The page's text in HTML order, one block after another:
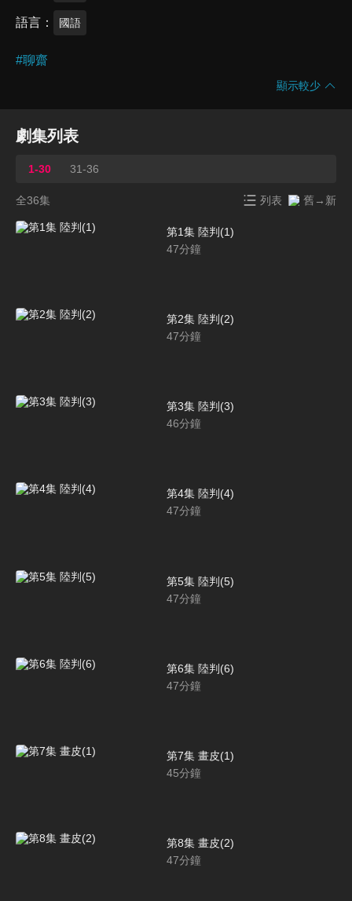
語言 國語
#聊齋
顯示較少
劇集列表
1-30 31-36
全36集 列表 舊→新
第1集 陸判(1)
47分鐘
第2集 陸判(2)
47分鐘
第3集 陸判(3)
46分鐘
第4集 陸判(4)
47分鐘
第5集 陸判(5)
47分鐘
第6集 陸判(6)
47分鐘
第7集 畫皮(1)
45分鐘
第8集 畫皮(2)
47分鐘